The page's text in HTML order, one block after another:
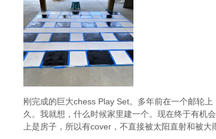
刚完成的巨大chess Play Set。多年前在一个邮轮
久。我就想，什么时候家里建一个。现在终于有机
上是房子，所以有cover，不直接被太阳直射和被大